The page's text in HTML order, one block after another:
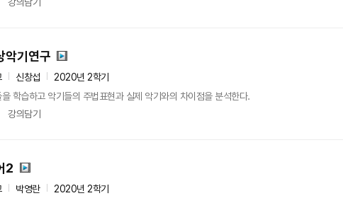
악기연구
신창섭
2020년 2학기
학습하고 악기들의 주법표현과 실제 악기와의 차이점을 분석한다.
강의담기
2
박영란
2020년 2학기